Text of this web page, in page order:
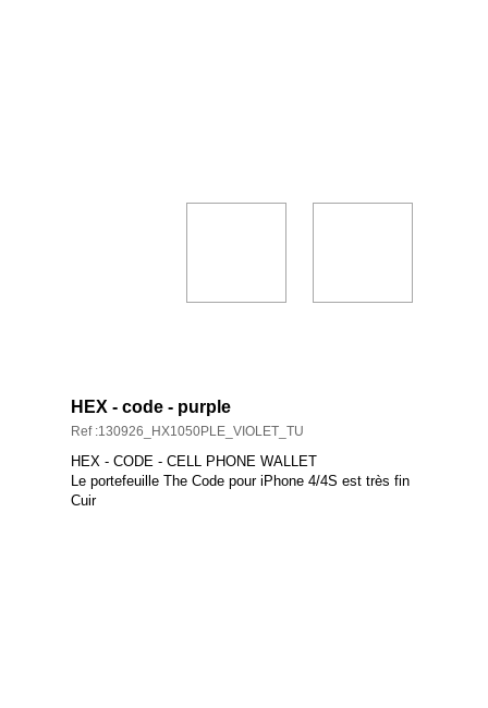
HEX - code - purple
Ref :130926_HX1050PLE_VIOLET_TU
HEX - CODE - CELL PHONE WALLET
Le portefeuille The Code pour iPhone 4/4S est très fin
Cuir